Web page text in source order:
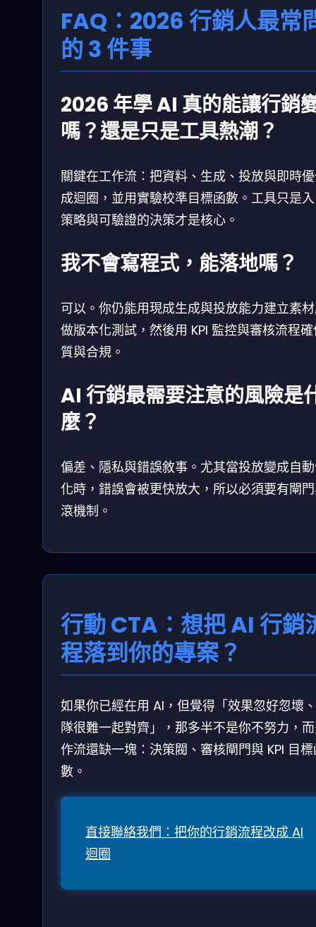
FAQ：2026 行銷人最常
的 3 件事
2026 年學 AI 真的能讓行銷
嗎？還是只是工具熱潮？
關鍵在工作流：把資料、生成、投放與即時
成迴圈，並用實驗校準目標函數。工具只是
策略與可驗證的決策才是核心。
我不會寫程式，能落地嗎？
可以。你仍能用現成生成與投放能力建立素
做版本化測試，然後用 KPI 監控與審核流程
質與合規。
AI 行銷最需要注意的風險是
麼？
偏差、隱私與錯誤敘事。尤其當投放變成自
化時，錯誤會被更快放大，所以必須要有閘
滾機制。
行動 CTA：想把 AI 行銷
程落到你的專案？
如果你已經在用 AI，但覺得「效果忽好忽壞
隊很難一起對齊」，那多半不是你不努力，
作流還缺一塊：決策閥、審核閘門與 KPI 目
數。
直接聯絡我們：把你的行銷流程改成 AI
迴圈